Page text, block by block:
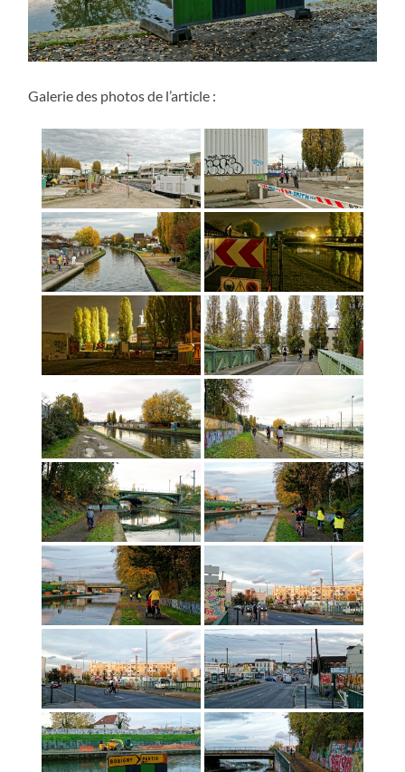
Galerie des photos de l’article :